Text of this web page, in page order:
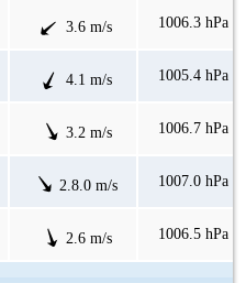
3.6 m/s 1006.3 hPa
4.1 m/s 1005.4 hPa
3.2 m/s 1006.7 hPa
2.8.0 m/s 1007.0 hPa
2.6 m/s 1006.5 hPa